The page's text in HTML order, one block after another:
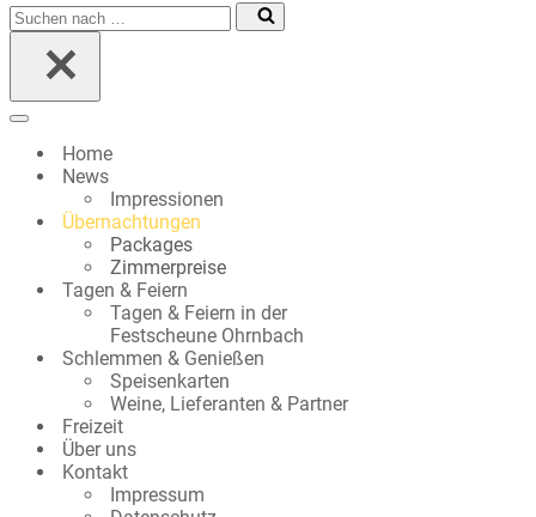
Suchen
nach …
Navigationsmenü
Home
News
Impressionen
Übernachtungen
Packages
Zimmerpreise
Tagen & Feiern
Tagen & Feiern in der
Festscheune Ohrnbach
Schlemmen & Genießen
Speisenkarten
Weine, Lieferanten & Partner
Freizeit
Über uns
Kontakt
Impressum